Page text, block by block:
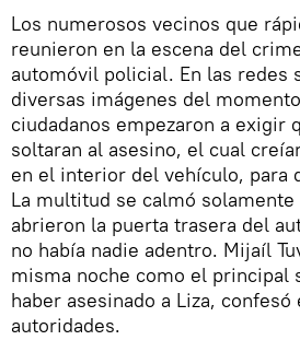
Los numerosos vecinos que
reunieron en la escena del
automóvil policial. En las redes
diversas imágenes del
ciudadanos empezaron a exigir
soltaran al asesino, el cual
en el interior del vehículo, para
La multitud se calmó
abrieron la puerta trasera del
no había nadie adentro. Mijaíl
misma noche como el principal
haber asesinado a Liza,
autoridades.